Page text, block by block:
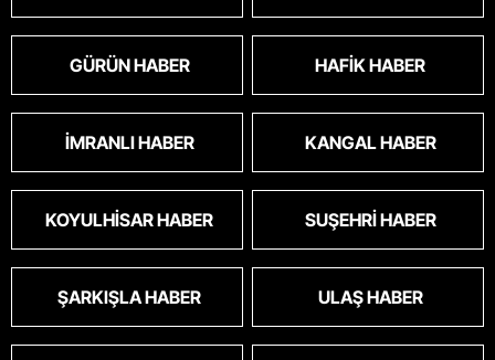
GÜRÜN HABER HAFIK HABER
İMRANLI HABER KANGAL HABER
KOYULHISAR HABER SUŞEHRI HABER
ŞARKIŞLA HABER ULAŞ HABER